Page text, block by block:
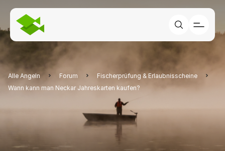
Alle Angeln Forum
Fischerprüfung & Erlaubnisscheine
Wann kann man Neckar Jahreskarten kaufen?